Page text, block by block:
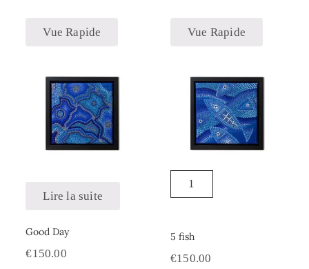
Vue Rapide Vue Rapide
Lire la suite
Good Day
€150.00
5 fish
€150.00